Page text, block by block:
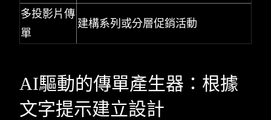
多投影片傳
單
建構系列或分層促銷活動
AI驅動的傳單產生器：根據
文字提示建立設計